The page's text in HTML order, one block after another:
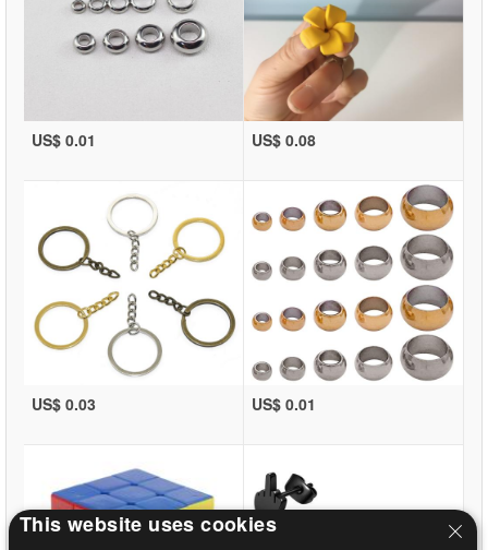
US$ 0.01 US$ 0.08
US$ 0.03 US$ 0.01
This website uses cookies